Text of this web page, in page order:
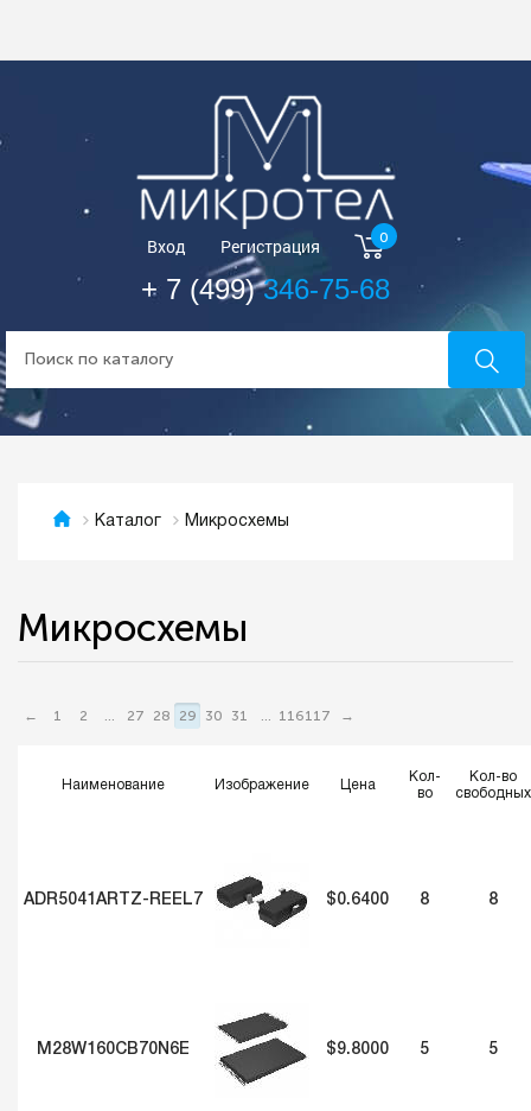
Вход Регистрация 0
+ 7 (499)346-75-68
Каталог Микросхемы
Микросхемы
← 1 2 ... 27 28 29 30 31 ... 116117 →
Наименование Изображение Цена
Кол-
во
Кол-во
свободных
ADR5041ARTZ-REEL7 $0.6400 8 8
M28W160CB70N6E $9.8000 5 5